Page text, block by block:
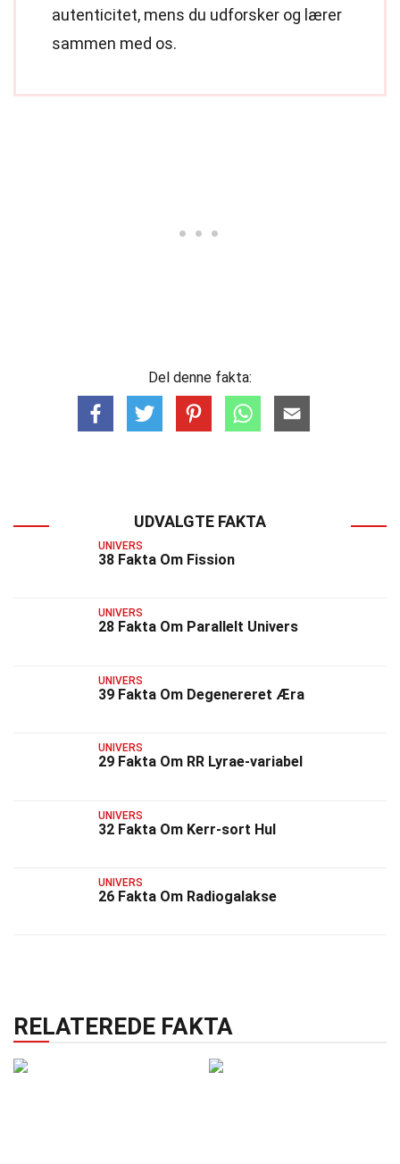
autenticitet, mens du udforsker og lærer
sammen med os.
Del denne fakta:
UDVALGTE FAKTA
UNIVERS
38 Fakta Om Fission
UNIVERS
28 Fakta Om Parallelt Univers
UNIVERS
39 Fakta Om Degenereret Æra
UNIVERS
29 Fakta Om RR Lyrae-variabel
UNIVERS
32 Fakta Om Kerr-sort Hul
UNIVERS
26 Fakta Om Radiogalakse
RELATEREDE FAKTA